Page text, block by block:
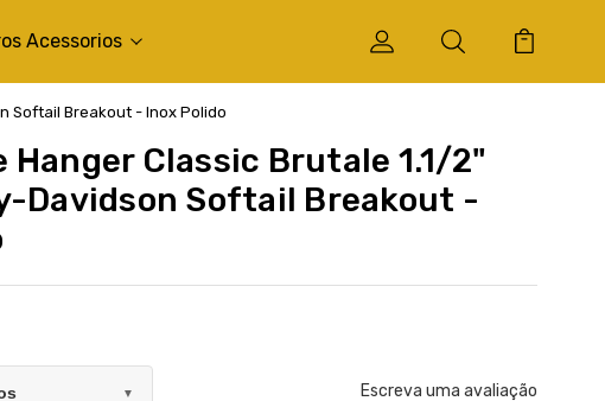
Acessorios
Softail Breakout - Inox Polido
Hanger Classic Brutale 1.1/2"
Davidson Softail Breakout -
▼ Escreva uma avaliação